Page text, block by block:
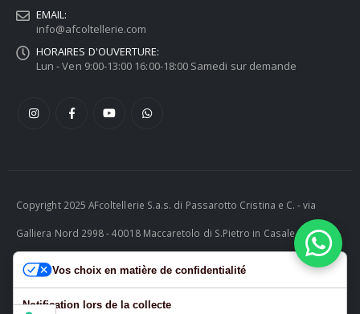
EMAIL:
info@afcoltellerie.com
HORAIRES D'OUVERTURE:
Lun - Ven 9:00-13:00 16:00-18:00 Samedi sur demande
Copyright 2025 AFcoltellerie S.a.s. di Passarotto Cristina e C. - via
Galliera Nord 2998 - 40018 Maccaretolo di S.Pietro in Casale (BO) -
ITALY P.I. 04230081202 | tel. +39 051 811732 | e-mail:
info@afcoltellerie.com -- Powered by Cosmobile Srl
Vos choix en matière de confidentialité
Notification lors de la collecte